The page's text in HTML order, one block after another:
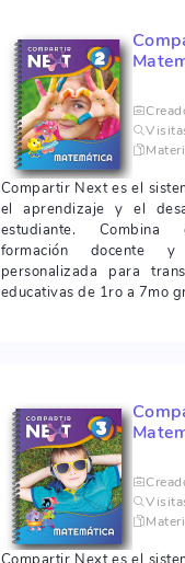
Compartir Next es el
el aprendizaje y el
estudiante. Combina
formación docente y
personalizada para
educativas de 1ro a 7mo